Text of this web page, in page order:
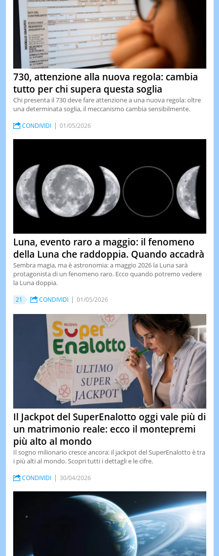
730, attenzione alla nuova regola: cambia
tutto per chi supera questa soglia
Chi presenta il 730 deve fare attenzione a una nuova regola: oltre
una determinata soglia, il meccanismo cambia sensibilmente.
CONDIVIDI 01/05/2026
Luna, evento raro a maggio: il fenomeno
della Luna che raddoppia. Quando accadrà
Sembra magia, ma è astronomia: a maggio 2026 la Luna sarà
protagonista di un fenomeno raro. Ecco quando potremo vedere
la Luna doppia.
21 CONDIVIDI 01/05/2026
Il Jackpot del SuperEnalotto oggi vale più di
un matrimonio reale: ecco il montepremi
più alto al mondo
Il sogno milionario cresce ancora: il jackpot del SuperEnalotto è tra
i più alti al mondo. Scopri tutti i dettagli e le cifre.
CONDIVIDI 30/04/2026